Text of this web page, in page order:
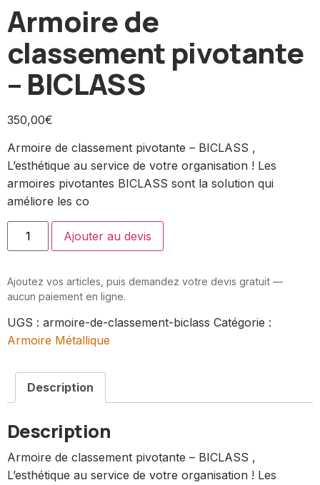
Armoire de
classement pivotante
– BICLASS
350,00€
Armoire de classement pivotante – BICLASS ,
L’esthétique au service de votre organisation ! Les
armoires pivotantes BICLASS sont la solution qui
améliore les co
Ajouter au devis
Ajoutez vos articles, puis demandez votre devis gratuit —
aucun paiement en ligne.
UGS : armoire-de-classement-biclass Catégorie :
Armoire Métallique
Description
Description
Armoire de classement pivotante – BICLASS ,
L’esthétique au service de votre organisation ! Les